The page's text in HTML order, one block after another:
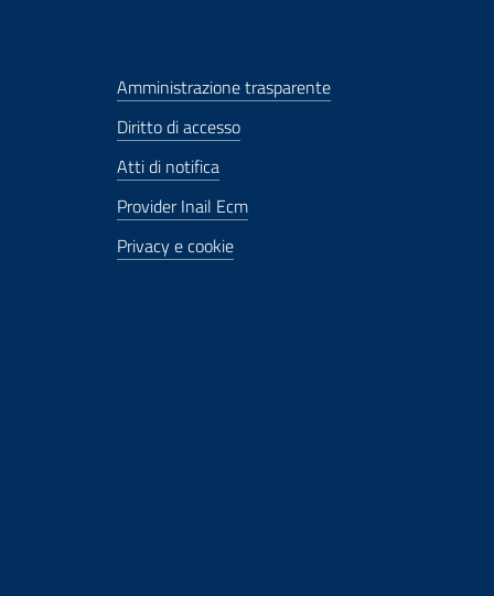
Amministrazione trasparente
Diritto di accesso
Atti di notifica
Provider Inail Ecm
Privacy e cookie